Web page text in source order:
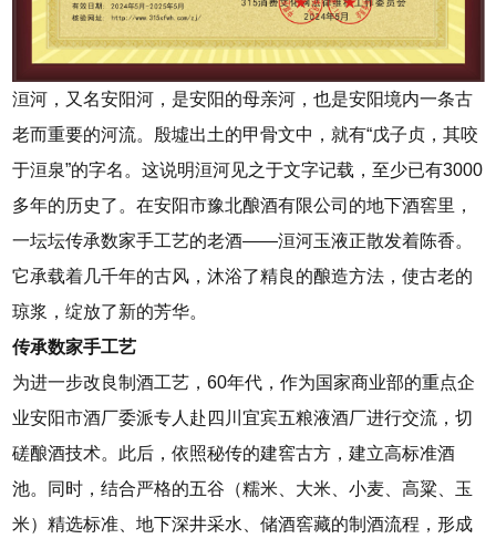
洹河，又名安阳河，是安阳的母亲河，也是安阳境内一条古
老而重要的河流。殷墟出土的甲骨文中，就有“戊子贞，其咬
于洹泉”的字名。这说明洹河见之于文字记载，至少已有3000
多年的历史了。在安阳市豫北酿酒有限公司的地下酒窖里，
一坛坛传承数家手工艺的老酒——洹河玉液正散发着陈香。
它承载着几千年的古风，沐浴了精良的酿造方法，使古老的
琼浆，绽放了新的芳华。
传承数家手工艺
为进一步改良制酒工艺，60年代，作为国家商业部的重点企
业安阳市酒厂委派专人赴四川宜宾五粮液酒厂进行交流，切
磋酿酒技术。此后，依照秘传的建窖古方，建立高标准酒
池。同时，结合严格的五谷（糯米、大米、小麦、高粱、玉
米）精选标准、地下深井采水、储酒窖藏的制酒流程，形成